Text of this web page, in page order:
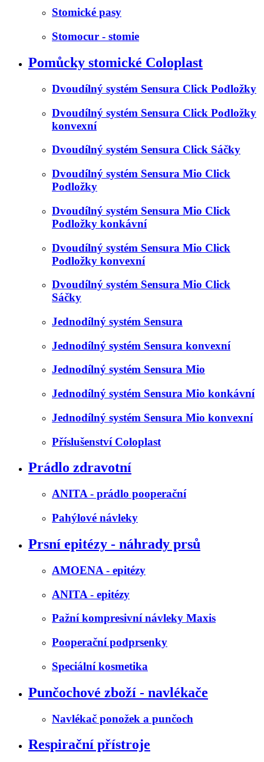
Stomické pasy
Stomocur - stomie
Pomůcky stomické Coloplast
Dvoudílný systém Sensura Click Podložky
Dvoudílný systém Sensura Click Podložky
konvexní
Dvoudílný systém Sensura Click Sáčky
Dvoudílný systém Sensura Mio Click
Podložky
Dvoudílný systém Sensura Mio Click
Podložky konkávní
Dvoudílný systém Sensura Mio Click
Podložky konvexní
Dvoudílný systém Sensura Mio Click
Sáčky
Jednodílný systém Sensura
Jednodílný systém Sensura konvexní
Jednodílný systém Sensura Mio
Jednodílný systém Sensura Mio konkávní
Jednodílný systém Sensura Mio konvexní
Příslušenství Coloplast
Prádlo zdravotní
ANITA - prádlo pooperační
Pahýlové návleky
Prsní epitézy - náhrady prsů
AMOENA - epitézy
ANITA - epitézy
Pažní kompresivní návleky Maxis
Pooperační podprsenky
Speciální kosmetika
Punčochové zboží - navlékače
Navlékač ponožek a punčoch
Respirační přístroje